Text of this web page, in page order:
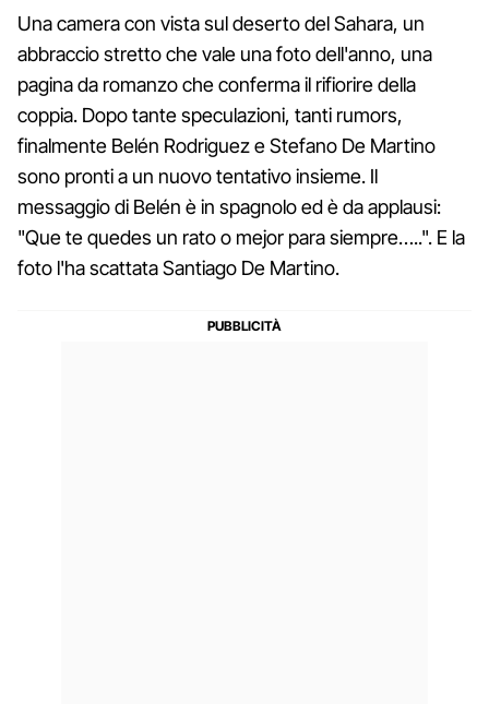
Una camera con vista sul deserto del Sahara, un
abbraccio stretto che vale una foto dell'anno, una
pagina da romanzo che conferma il rifiorire della
coppia. Dopo tante speculazioni, tanti rumors,
finalmente Belén Rodriguez e Stefano De Martino
sono pronti a un nuovo tentativo insieme. Il
messaggio di Belén è in spagnolo ed è da applausi:
"Que te quedes un rato o mejor para siempre…..". E la
foto l'ha scattata Santiago De Martino.